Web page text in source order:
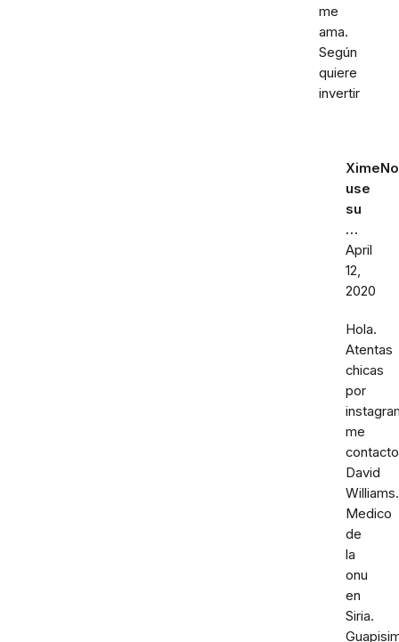
me
ama.
Según
quiere
invertir
XimeNo
use
su
…
April
12,
2020
Hola.
Atentas
chicas
por
me
David
Williams.
Medico
de
la
onu
en
Siria.